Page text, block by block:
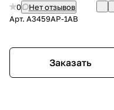
0
Нет отзывов
Арт. A3459AP-1AB
Заказать